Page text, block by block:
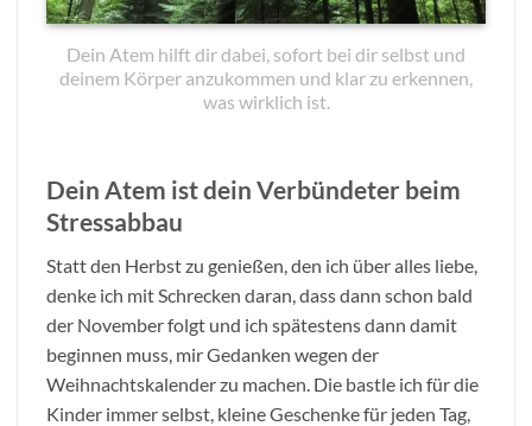
Dein Atem hilft dir dabei, sofort bei dir selbst und
deinem Körper anzukommen und klar zu erkennen,
was wirklich ist.
Dein Atem ist dein Verbündeter beim
Stressabbau
Statt den Herbst zu genießen, den ich über alles liebe,
denke ich mit Schrecken daran, dass dann schon bald
der November folgt und ich spätestens dann damit
beginnen muss, mir Gedanken wegen der
Weihnachtskalender zu machen. Die bastle ich für die
Kinder immer selbst, kleine Geschenke für jeden Tag,